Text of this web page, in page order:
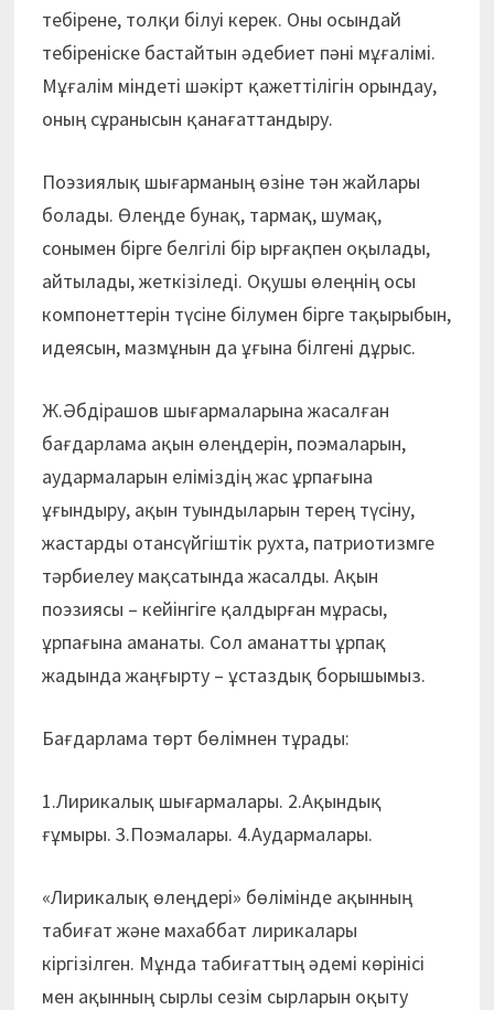
тебірене, толқи білуі керек. Оны осындай
тебіреніске бастайтын әдебиет пәні мұғалімі.
Мұғалім міндеті шәкірт қажеттілігін орындау,
оның сұранысын қанағаттандыру.
Поэзиялық шығарманың өзіне тән жайлары
болады. Өлеңде бунақ, тармақ, шумақ,
сонымен бірге белгілі бір ырғақпен оқылады,
айтылады, жеткізіледі. Оқушы өлеңнің осы
компонеттерін түсіне білумен бірге тақырыбын,
идеясын, мазмұнын да ұғына білгені дұрыс.
Ж.Әбдірашов шығармаларына жасалған
бағдарлама ақын өлеңдерін, поэмаларын,
аудармаларын еліміздің жас ұрпағына
ұғындыру, ақын туындыларын терең түсіну,
жастарды отансүйгіштік рухта, патриотизмге
тәрбиелеу мақсатында жасалды. Ақын
поэзиясы – кейінгіге қалдырған мұрасы,
ұрпағына аманаты. Сол аманатты ұрпақ
жадында жаңғырту – ұстаздық борышымыз.
Бағдарлама төрт бөлімнен тұрады:
1.Лирикалық шығармалары. 2.Ақындық
ғұмыры. 3.Поэмалары. 4.Аудармалары.
«Лирикалық өлеңдері» бөлімінде ақынның
табиғат және махаббат лирикалары
кіргізілген. Мұнда табиғаттың әдемі көрінісі
мен ақынның сырлы сезім сырларын оқыту